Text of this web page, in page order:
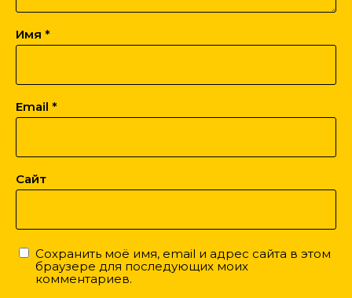
Имя *
Email *
Сайт
Сохранить моё имя, email и адрес сайта в этом
браузере для последующих моих
комментариев.